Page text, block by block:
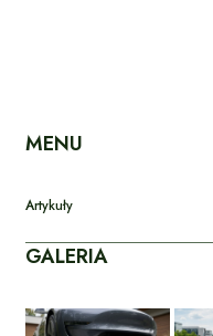
MENU
Artykuły
GALERIA